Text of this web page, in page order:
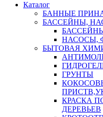
Каталог
БАННЫЕ
БАССЕЙНЫ,
НАСОСЫ,
БЫТОВАЯ
ГРУНТЫ
КРАСКА
ДЕРЕВЬЕВ